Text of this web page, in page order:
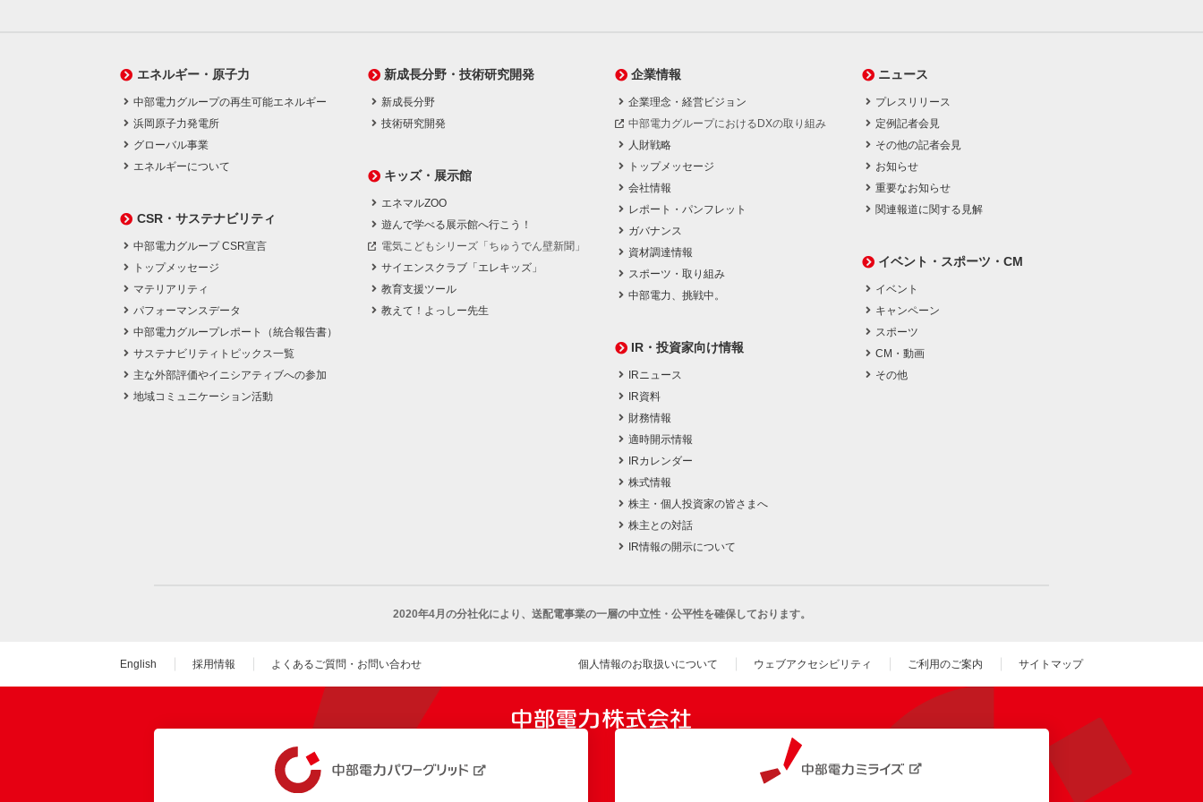
エネルギー・原子力
中部電力グループの再生可能エネルギー
浜岡原子力発電所
グローバル事業
エネルギーについて
CSR・サステナビリティ
中部電力グループ CSR宣言
トップメッセージ
マテリアリティ
パフォーマンスデータ
中部電力グループレポート（統合報告書）
サステナビリティトピックス一覧
主な外部評価やイニシアティブへの参加
地域コミュニケーション活動
新成長分野・技術研究開発
新成長分野
技術研究開発
キッズ・展示館
エネマルZOO
遊んで学べる展示館へ行こう！
電気こどもシリーズ「ちゅうでん壁新聞」
サイエンスクラブ「エレキッズ」
教育支援ツール
教えて！よっしー先生
企業情報
企業理念・経営ビジョン
中部電力グループにおけるDXの取り組み
人財戦略
トップメッセージ
会社情報
レポート・パンフレット
ガバナンス
資材調達情報
スポーツ・取り組み
中部電力、挑戦中。
IR・投資家向け情報
IRニュース
IR資料
財務情報
適時開示情報
IRカレンダー
株式情報
株主・個人投資家の皆さまへ
株主との対話
IR情報の開示について
ニュース
プレスリリース
定例記者会見
その他の記者会見
お知らせ
重要なお知らせ
関連報道に関する見解
イベント・スポーツ・CM
イベント
キャンペーン
スポーツ
CM・動画
その他
2020年4月の分社化により、 送配電事業の一層の中立性・公平性を確保しております。
English 採用情報 よくあるご質問・お問い合わせ 個人情報のお取扱いについて ウェブアクセシビリティ ご利用のご案内 サイトマップ